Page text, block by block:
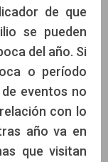
de que
se pueden
del año. Si
o período
eventos no
con lo
año va en
que visitan